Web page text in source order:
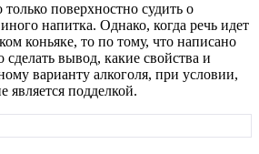
поверхностно судить о
напитка. Однако, когда речь идет
коньяке, то по тому, что написано
вывод, какие свойства и
варианту алкоголя, при условии,
является подделкой.